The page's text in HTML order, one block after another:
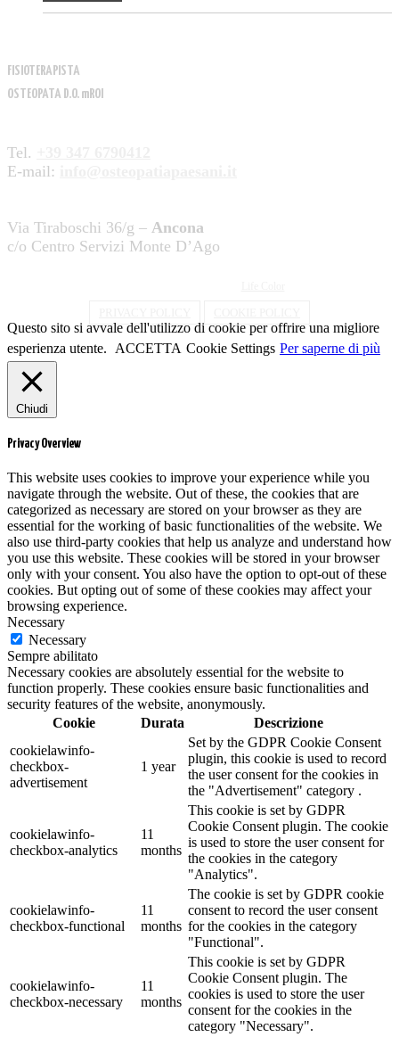
FISIOTERAPISTA
OSTEOPATA D.O. mROI
Tel.
E-mail:
Via Tiraboschi 36/g – Ancona
c/o Centro Servizi Monte D’Ago
Questo sito si avvale dell'utilizzo di cookie per offrire una migliore
esperienza utente.
ACCETTA Cookie Settings Per saperne di più
Chiudi
Privacy Overview
This website uses cookies to improve your experience while you
navigate through the website. Out of these, the cookies that are
categorized as necessary are stored on your browser as they are
essential for the working of basic functionalities of the website. We
also use third-party cookies that help us analyze and understand how
you use this website. These cookies will be stored in your browser
only with your consent. You also have the option to opt-out of these
cookies. But opting out of some of these cookies may affect your
browsing experience.
Necessary
Necessary
Sempre abilitato
Necessary cookies are absolutely essential for the website to
function properly. These cookies ensure basic functionalities and
security features of the website, anonymously.
Cookie
Durata
Descrizione
cookielawinfo-
checkbox-
advertisement
1 year
Set by the GDPR Cookie Consent
plugin, this cookie is used to record
the user consent for the cookies in
the "Advertisement" category .
cookielawinfo-
checkbox-analytics
11
months
This cookie is set by GDPR
Cookie Consent plugin. The cookie
is used to store the user consent for
the cookies in the category
"Analytics".
cookielawinfo-
checkbox-functional
11
months
The cookie is set by GDPR cookie
consent to record the user consent
for the cookies in the category
"Functional".
cookielawinfo-
checkbox-necessary
11
months
This cookie is set by GDPR
Cookie Consent plugin. The
cookies is used to store the user
consent for the cookies in the
category "Necessary".